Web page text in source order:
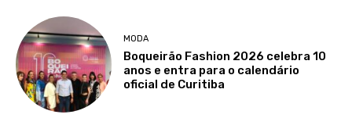
MODA
Boqueirão Fashion 2026 celebra 10
anos e entra para o calendário
oficial de Curitiba